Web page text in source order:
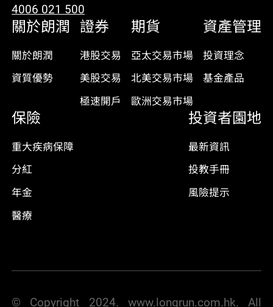
4006 021 500
關於朗潤
關於朗潤
資質優勢
證券
港股交易
美股交易
極速開戶
期貨
亞太交易市場
北美交易市場
歐洲交易市場
資產管理
投資理念
基金產品
保險
重大疾病保障
分紅
年金
醫療
投資者園地
最新資訊
投教手冊
風險提示
© Copyright 2024. www.longrun.com.hk. All